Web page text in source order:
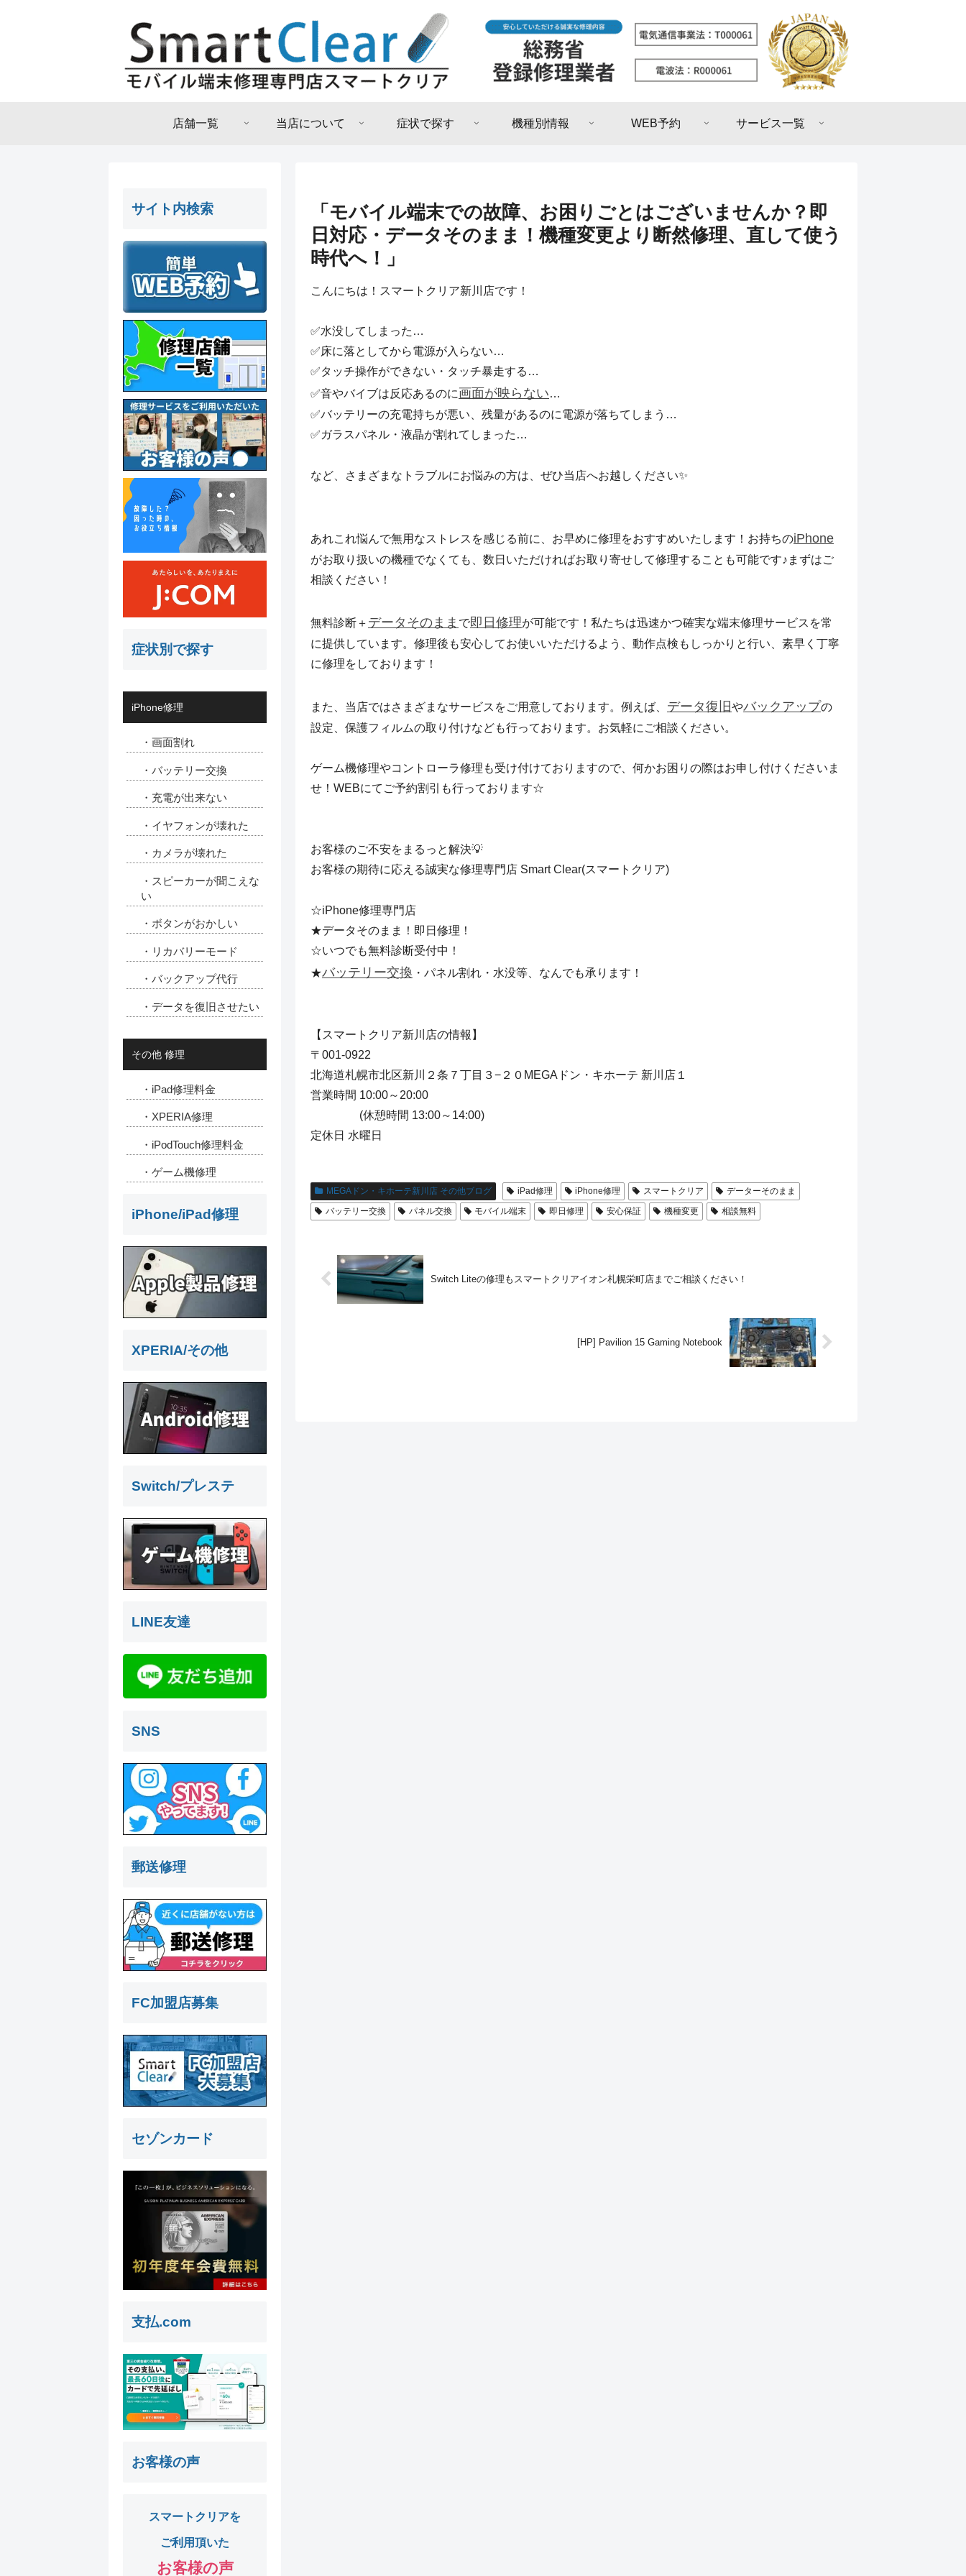
店舗一覧 当店について 症状で探す 機種別情報 WEB予約 サービス一覧
「モバイル端末での故障、お困りごとはございませんか？即
日対応・データそのまま！機種変更より断然修理、直して使う
時代へ！」
こんにちは！スマートクリア新川店です！
✅水没してしまった…
✅床に落としてから電源が入らない…
✅タッチ操作ができない・タッチ暴走する…
✅音やバイブは反応あるのに画面が映らない…
✅バッテリーの充電持ちが悪い、残量があるのに電源が落ちてしまう…
✅ガラスパネル・液晶が割れてしまった…
など、さまざまなトラブルにお悩みの方は、ぜひ当店へお越しください✨
あれこれ悩んで無用なストレスを感じる前に、お早めに修理をおすすめいたします！お持ちのiPhone
がお取り扱いの機種でなくても、数日いただければお取り寄せして修理することも可能です♪まずはご
相談ください！
無料診断＋ データそのまま で即日修理が可能です！私たちは迅速かつ確実な端末修理サービスを常
に提供しています。修理後も安心してお使いいただけるよう、動作点検もしっかりと行い、素早く丁寧
に修理をしております！
また、当店ではさまざまなサービスをご用意しております。例えば、 データ復旧やバックアップの
設定、保護フィルムの取り付けなども行っております。お気軽にご相談ください。
ゲーム機修理やコントローラ修理も受け付けておりますので、何かお困りの際はお申し付けくださいま
せ！WEBにてご予約割引も行っております☆
お客様のご不安をまるっと解決💡
お客様の期待に応える誠実な修理専門店 Smart Clear(スマートクリア)
☆iPhone修理専門店
★データそのまま！即日修理！
☆いつでも無料診断受付中！
★バッテリー交換 ・パネル割れ・水没等、なんでも承ります！
【スマートクリア新川店の情報】
〒001-0922
北海道札幌市北区新川２条７丁目３−２０MEGAドン・キホーテ 新川店１
営業時間 10:00～20:00
(休憩時間 13:00～14:00)
定休日 水曜日
MEGAドン・キホーテ新川店 その他ブログ iPad修理 iPhone修理 スマートクリア
データーそのまま
バッテリー交換
パネル交換 モバイル端末 即日修理 安心保証 機種変更 相談無料
Switch Liteの修理もスマートクリアイオン札幌栄町店までご相談ください！
[HP] Pavilion 15 Gaming Notebook
サイト内検索
症状別で探す
iPhone修理
・画面割れ
・バッテリー交換
・充電が出来ない
・イヤフォンが壊れた
・カメラが壊れた
・スピーカーが聞こえな
い
・ボタンがおかしい
・リカバリーモード
・バックアップ代行
・データを復旧させたい
その他 修理
・iPad修理料金
・XPERIA修理
・iPodTouch修理料金
・ゲーム機修理
iPhone/iPad修理
XPERIA/その他
Switch/プレステ
LINE友達
SNS
郵送修理
FC加盟店募集
セゾンカード
支払.com
お客様の声
スマートクリアを
ご利用頂いた
お客様の声